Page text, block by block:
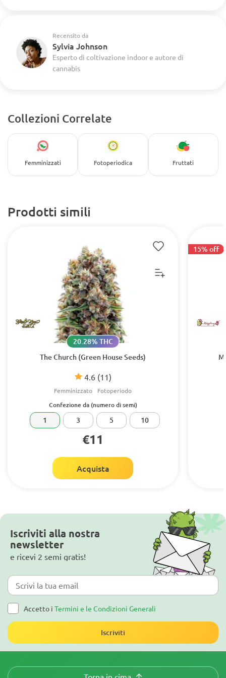
Recensito da
Sylvia Johnson
Esperto di coltivazione indoor e autore di
cannabis
Collezioni Correlate
Femminizzati Fotoperiodica Fruttati
Prodotti simili
The Church (Green House Seeds)
4.6 (11)
20.28% THC
Femminizzato Fotoperiodo
Confezione da (numero di semi)
1 3 5 10
€11
Acquista
15% off
Iscriviti alla nostra
newsletter
e ricevi 2 semi gratis!
Accetto i Termini e le Condizioni Generali
Iscriviti